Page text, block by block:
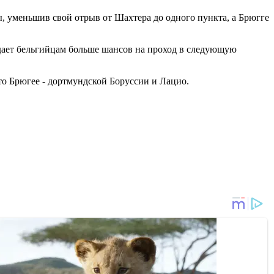
свой отрыв от Шахтера до одного пункта, а Брюгге
бельгийцам больше шансов на проход в следующую
Брюгее - дортмундской Боруссии и Лацио.